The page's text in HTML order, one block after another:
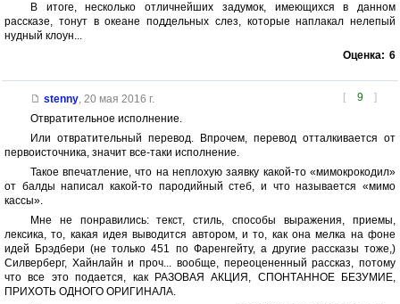
В итоге, несколько отличнейших задумок, имеющихся в данном
рассказе, тонут в океане поддельных слез, которые наплакал нелепый
нудный клоун...
Оценка: 6
[ 9 ]
stenny, 20 мая 2016 г.
Отвратительное исполнение.
Или отвратительный перевод. Впрочем, перевод отталкивается от
первоисточника, значит все-таки исполнение.
Такое впечатление, что на неплохую заявку какой-то «мимокрокодил»
от балды написал какой-то пародийный стеб, и что называется «мимо
кассы».
Мне не понравились: текст, стиль, способы выражения, приемы,
лексика, то, какая идея выводится автором, и то, как она мелка на фоне
идей Брэдбери (не только 451 по Фаренгейту, а другие рассказы тоже,)
Силверберг, Хайнлайн и проч... вообще, переоцененный рассказ, потому
что все это подается, как РАЗОВАЯ АКЦИЯ, СПОНТАННОЕ БЕЗУМИЕ,
ПРИХОТЬ ОДНОГО ОРИГИНАЛА.